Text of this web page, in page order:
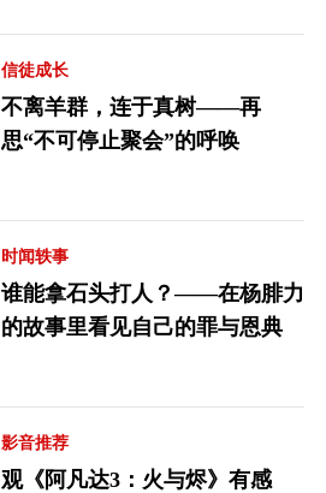
信徒成长
不离羊群，连于真树——再
思“不可停止聚会”的呼唤
时闻轶事
谁能拿石头打人？——在杨腓力
的故事里看见自己的罪与恩典
影音推荐
观《阿凡达3：火与烬》有感